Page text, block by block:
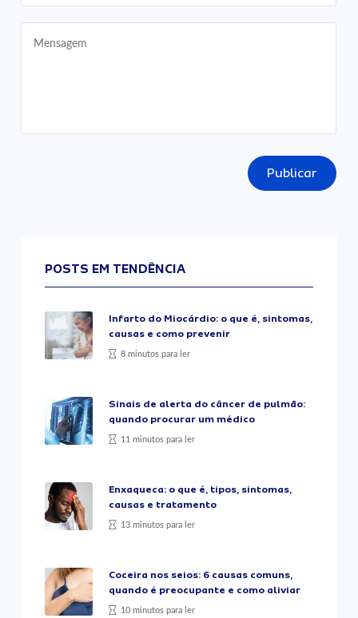
Publicar
POSTS EM TENDÊNCIA
Infarto do Miocárdio: o que é, sintomas,
causas e como prevenir
8 minutos para ler
Sinais de alerta do câncer de pulmão:
quando procurar um médico
11 minutos para ler
Enxaqueca: o que é, tipos, sintomas,
causas e tratamento
13 minutos para ler
Coceira nos seios: 6 causas comuns,
quando é preocupante e como aliviar
10 minutos para ler